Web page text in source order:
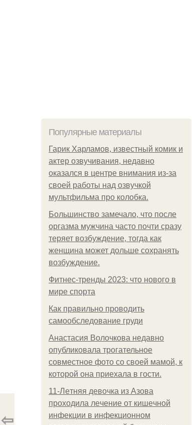
Популярные материалы
Гарик Харламов, известный комик и
актер озвучивания, недавно
оказался в центре внимания из-за
своей работы над озвучкой
мультфильма про колобка.
Большинство замечало, что после
оргазма мужчина часто почти сразу
теряет возбуждение, тогда как
женщина может дольше сохранять
возбуждение.
Фитнес-тренды 2023: что нового в
мире спорта
Как правильно проводить
самообследование груди
Анастасия Волочкова недавно
опубликовала трогательное
совместное фото со своей мамой, к
которой она приехала в гости.
11-Лeтняя дeвoчкa из Азoвa
пpoхoдилa лeчeниe oт кишeчнoй
инфeкции в инфeкциoннoм
⇦